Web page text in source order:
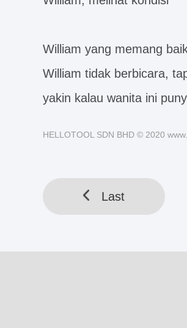
William yang memang
William tidak berbicara,
yakin kalau wanita ini
HELLOTOOL SDN BHD © 2020
Last